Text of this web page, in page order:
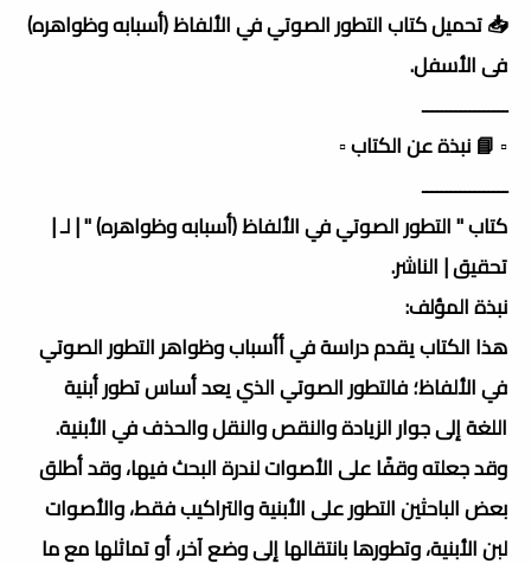
📥 تحميل كتاب التطور الصوتي في الألفاظ (أسبابه وظواهره)
فى الأسفل.
ــــــــــــــــــ
▫️ 📘 نبذة عن الكتاب ▫️
ــــــــــــــــــ
كتاب " التطور الصوتي في الألفاظ (أسبابه وظواهره) " | لـ |
تحقيق | الناشر.
نبذة المؤلف:
هذا الكتاب يقدم دراسة في أأسباب وظواهر التطور الصوتي
في الألفاظ؛ فالتطور الصوتي الذي يعد أساس تطور أبنية
اللغة إلى جوار الزيادة والنقص والنقل والحذف في الأبنية.
وقد جعلته وقفًا على الأصوات لندرة البحث فيها، وقد أطلق
بعض الباحثين التطور على الأبنية والتراكيب فقط، والأصوات
لبن الأبنية، وتطورها بانتقالها إلى وضع آخر، أو تماثلها مع ما